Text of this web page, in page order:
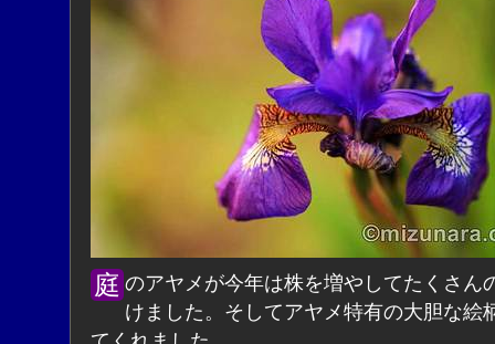
庭のアヤメが今年は株を増やしてたくさんの花をつ
けました。そしてアヤメ特有の大胆な絵